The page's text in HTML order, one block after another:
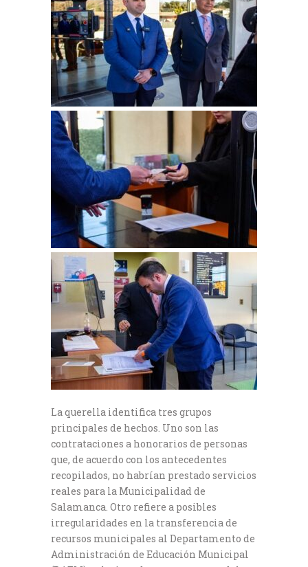
La querella identifica tres grupos
principales de hechos. Uno son las
contrataciones a honorarios de personas
que, de acuerdo con los antecedentes
recopilados, no habrían prestado servicios
reales para la Municipalidad de
Salamanca. Otro refiere a posibles
irregularidades en la transferencia de
recursos municipales al Departamento de
Administración de Educación Municipal